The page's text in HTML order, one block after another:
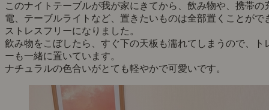
このナイトテーブルが我が家にきてから、飲み物や、携帯の
電、テーブルライトなど、置きたいものは全部置くことがで
ストレスフリーになりました。
飲み物をこぼしたら、すぐ下の天板も濡れてしまうので、ト
ーも一緒に置いています。
ナチュラルの色合いがとても軽やかで可愛いです。